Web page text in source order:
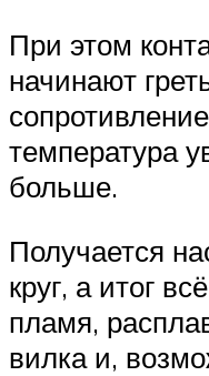
При этом
начинают
температура
больше.
Получается
круг, а итог
пламя,
вилка и,